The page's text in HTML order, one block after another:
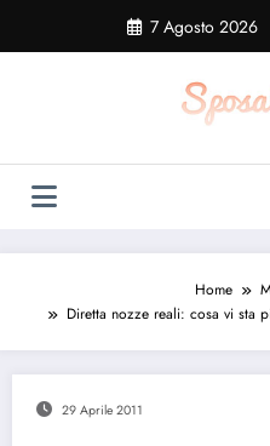
contenuto
7 Agosto 2026
Home
Diretta nozze reali: cosa vi sta
29 Aprile 2011